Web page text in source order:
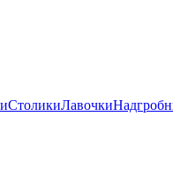
СтоликиЛавочки